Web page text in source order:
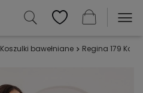
Koszulki bawełniane Regina 179